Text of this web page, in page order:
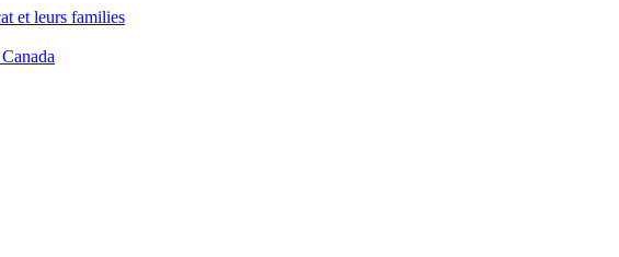
et leurs families